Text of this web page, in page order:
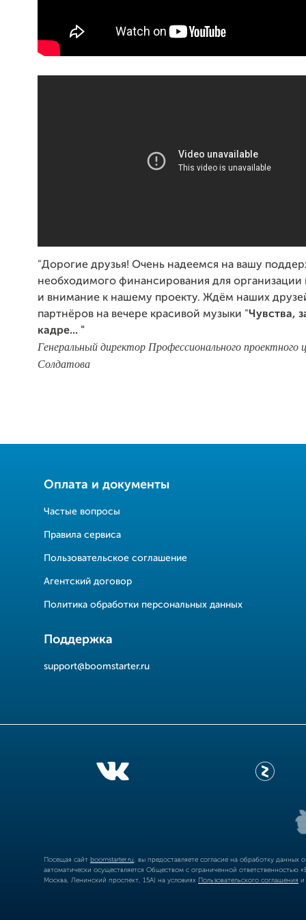
"Дорогие друзья! Очень надеемся на вашу
необходимого финансирования для организации
и внимание к нашему проекту. Ждём наших
партнёров на вечере красивой музыки "Чувства,
кадре... "
Генеральный директор Профессионального
Солдатова
Оплата и документы
Частые вопросы
Правила сервиса
Пользовательское соглашение
Агентский договор
Политика обработки персональных данных
Поддержка
support@boomstarter.ru
Посещая сайт boomstarter.ru , вы предоставляете согласие на обработку
автоматически осуществляется Обществом с ограниченной
Москва, Ленинский проспект, 15А) на условиях Пользовательского соглашения и